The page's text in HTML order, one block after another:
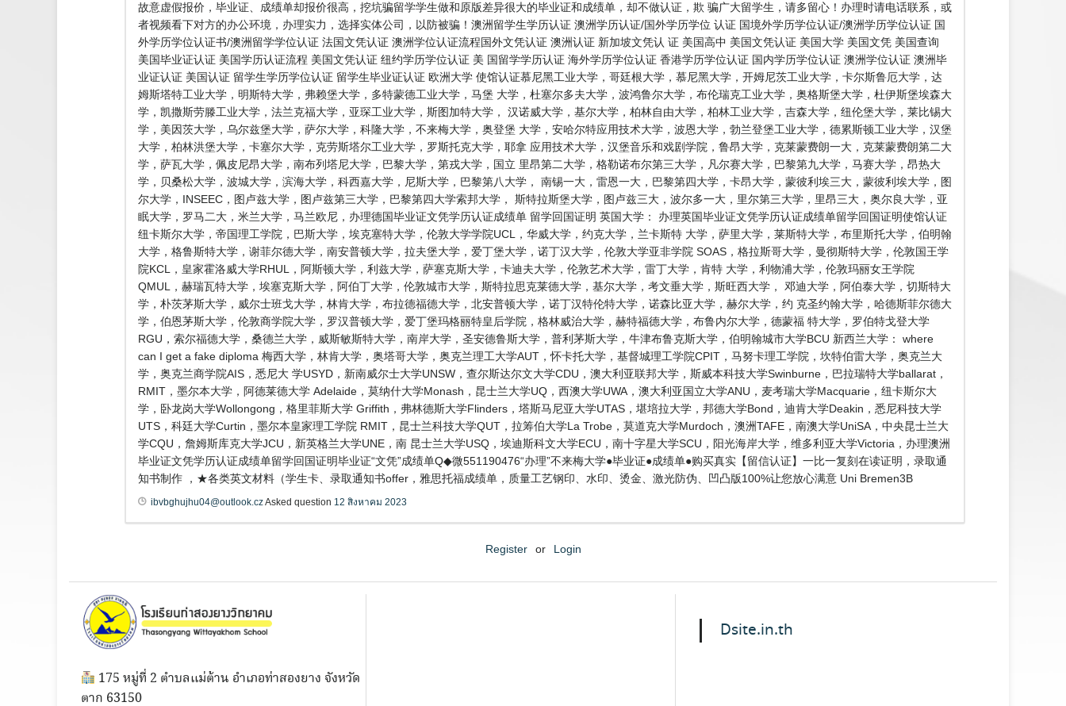
故意虚假报价，毕业证、成绩单却报价很高，挖坑骗留学学生做和原版差异很大的毕业证和成绩单，却不做认证，欺 骗广大留学生，请多留心！办理时请电话联系，或
者视频看下对方的办公环境，办理实力，选择实体公司，以防被骗！澳洲留学生学历认证 澳洲学历认证/国外学历学位 认证 国境外学历学位认证/澳洲学历学位认证 国
外学历学位认证书/澳洲留学学位认证 法国文凭认证 澳洲学位认证流程国外文凭认证 澳洲认证 新加坡文凭认 证 美国高中 美国文凭认证 美国大学 美国文凭 美国查询
美国毕业证认证 美国学历认证流程 美国文凭认证 纽约学历学位认证 美 国留学学历认证 海外学历学位认证 香港学历学位认证 国内学历学位认证 澳洲学位认证 澳洲毕
业证认证 美国认证 留学生学历学位认证 留学生毕业证认证 欧洲大学 使馆认证慕尼黑工业大学，哥廷根大学，慕尼黑大学，开姆尼茨工业大学，卡尔斯鲁厄大学，达
姆斯塔特工业大学，明斯特大学，弗赖堡大学，多特蒙德工业大学，马堡 大学，杜塞尔多夫大学，波鸿鲁尔大学，布伦瑞克工业大学，奥格斯堡大学，杜伊斯堡埃森大
学，凯撒斯劳滕工业大学，法兰克福大学，亚琛工业大学，斯图加特大学， 汉诺威大学，基尔大学，柏林自由大学，柏林工业大学，吉森大学，纽伦堡大学，莱比锡大
学，美因茨大学，乌尔兹堡大学，萨尔大学，科隆大学，不来梅大学，奥登堡 大学，安哈尔特应用技术大学，波恩大学，勃兰登堡工业大学，德累斯顿工业大学，汉堡
大学，柏林洪堡大学，卡塞尔大学，克劳斯塔尔工业大学，罗斯托克大学，耶拿 应用技术大学，汉堡音乐和戏剧学院，鲁昂大学，克莱蒙费朗一大，克莱蒙费朗第二大
学，萨瓦大学，佩皮尼昂大学，南布列塔尼大学，巴黎大学，第戎大学，国立 里昂第二大学，格勒诺布尔第三大学，凡尔赛大学，巴黎第九大学，马赛大学，昂热大
学，贝桑松大学，波城大学，滨海大学，科西嘉大学，尼斯大学，巴黎第八大学， 南锡一大，雷恩一大，巴黎第四大学，卡昂大学，蒙彼利埃三大，蒙彼利埃大学，图
尔大学，INSEEC，图卢兹大学，图卢兹第三大学，巴黎第四大学索邦大学， 斯特拉斯堡大学，图卢兹三大，波尔多一大，里尔第三大学，里昂三大，奥尔良大学，亚
眠大学，罗马二大，米兰大学，马兰欧尼，办理德国毕业证文凭学历认证成绩单 留学回国证明 英国大学： 办理英国毕业证文凭学历认证成绩单留学回国证明使馆认证
纽卡斯尔大学，帝国理工学院，巴斯大学，埃克塞特大学，伦敦大学学院UCL，华威大学，约克大学，兰卡斯特 大学，萨里大学，莱斯特大学，布里斯托大学，伯明翰
大学，格鲁斯特大学，谢菲尔德大学，南安普顿大学，拉夫堡大学，爱丁堡大学，诺丁汉大学，伦敦大学亚非学院 SOAS，格拉斯哥大学，曼彻斯特大学，伦敦国王学
院KCL，皇家霍洛威大学RHUL，阿斯顿大学，利兹大学，萨塞克斯大学，卡迪夫大学，伦敦艺术大学，雷丁大学，肯特 大学，利物浦大学，伦敦玛丽女王学院
QMUL，赫瑞瓦特大学，埃塞克斯大学，阿伯丁大学，伦敦城市大学，斯特拉思克莱德大学，基尔大学，考文垂大学，斯旺西大学， 邓迪大学，阿伯泰大学，切斯特大
学，朴茨茅斯大学，威尔士班戈大学，林肯大学，布拉德福德大学，北安普顿大学，诺丁汉特伦特大学，诺森比亚大学，赫尔大学，约 克圣约翰大学，哈德斯菲尔德大
学，伯恩茅斯大学，伦敦商学院大学，罗汉普顿大学，爱丁堡玛格丽特皇后学院，格林威治大学，赫特福德大学，布鲁内尔大学，德蒙福 特大学，罗伯特戈登大学
RGU，索尔福德大学，桑德兰大学，威斯敏斯特大学，南岸大学，圣安德鲁斯大学，普利茅斯大学，牛津布鲁克斯大学，伯明翰城市大学BCU 新西兰大学： where
can I get a fake diploma 梅西大学，林肯大学，奥塔哥大学，奥克兰理工大学AUT，怀卡托大学，基督城理工学院CPIT，马努卡理工学院，坎特伯雷大学，奥克兰大
学，奥克兰商学院AIS，悉尼大 学USYD，新南威尔士大学UNSW，查尔斯达尔文大学CDU，澳大利亚联邦大学，斯威本科技大学Swinburne，巴拉瑞特大学ballarat，
RMIT，墨尔本大学，阿德莱德大学 Adelaide，莫纳什大学Monash，昆士兰大学UQ，西澳大学UWA，澳大利亚国立大学ANU，麦考瑞大学Macquarie，纽卡斯尔大
学，卧龙岗大学Wollongong，格里菲斯大学 Griffith，弗林德斯大学Flinders，塔斯马尼亚大学UTAS，堪培拉大学，邦德大学Bond，迪肯大学Deakin，悉尼科技大学
UTS，科廷大学Curtin，墨尔本皇家理工学院 RMIT，昆士兰科技大学QUT，拉筹伯大学La Trobe，莫道克大学Murdoch，澳洲TAFE，南澳大学UniSA，中央昆士兰大
学CQU，詹姆斯库克大学JCU，新英格兰大学UNE，南 昆士兰大学USQ，埃迪斯科文大学ECU，南十字星大学SCU，阳光海岸大学，维多利亚大学Victoria，办理澳洲
毕业证文凭学历认证成绩单留学回国证明毕业证“文凭”成绩单Q◆微551190476“办理”不来梅大学●毕业证●成绩单●购买真实【留信认证】一比一复刻在读证明，录取通
知书制作 ，★各类英文材料（学生卡、录取通知书offer，雅思托福成绩单，质量工艺钢印、水印、烫金、激光防伪、凹凸版100%让您放心满意 Uni Bremen3B
ibvbghujhu04@outlook.czAsked question 12 สิงหาคม 2023
Register or Login
175 หมู่ที่ 2 ตำบลแม่ต้าน อำเภอท่าสองยาง จังหวัด
ตาก 63150
Dsite.in.th